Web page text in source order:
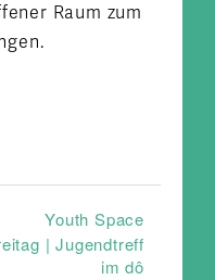
Raum zum
Youth Space
| Jugendtreff
im dô